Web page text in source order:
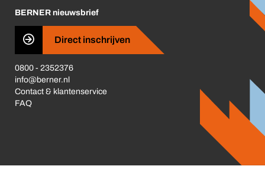
BERNER nieuwsbrief
Direct inschrijven
0800 - 2352376
info@berner.nl
Contact & klantenservice
FAQ